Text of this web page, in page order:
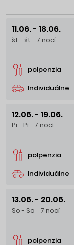
11.06. - 18.06.
št - št 7 nocí
Individuálne
polpenzia
12.06. - 19.06.
Pi - Pi 7 nocí
Individuálne
polpenzia
13.06. - 20.06.
So - So 7 nocí
polpenzia